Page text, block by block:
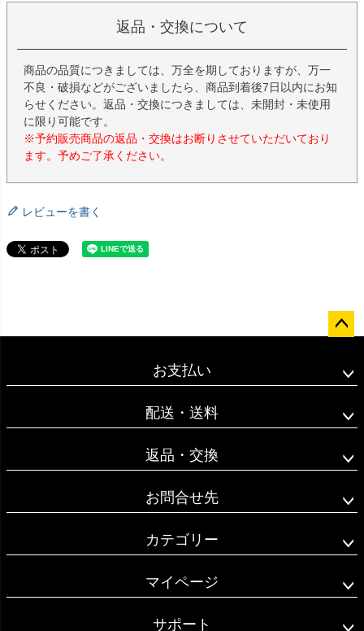
返品・交換について
商品の品質につきましては、万全を期しておりますが、万一
不良・破損などがございましたら、商品到着後7日以内にお知
らせください。返品・交換につきましては、未開封・未使用
に限り可能です。
※予約販売商品の返品・交換はお断りさせていただいており
ます。予めご了承ください。
レビューを書く
ップ
お支払い
配送・送料
返品・交換
お問合せ先
カテゴリー
マイページ
サポート